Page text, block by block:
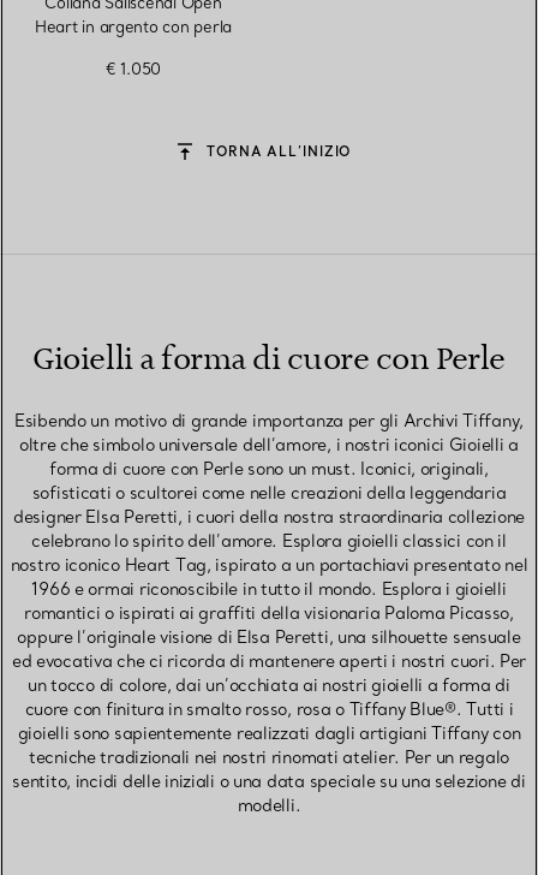
Heart in argento con perla
€ 1.050
TORNA ALL’INIZIO
Gioielli a forma di cuore con Perle
Esibendo un motivo di grande importanza per gli Archivi Tiffany,
oltre che simbolo universale dell’amore, i nostri iconici Gioielli a
forma di cuore con Perle sono un must. Iconici, originali,
sofisticati o scultorei come nelle creazioni della leggendaria
designer Elsa Peretti, i cuori della nostra straordinaria collezione
celebrano lo spirito dell’amore. Esplora gioielli classici con il
nostro iconico Heart Tag, ispirato a un portachiavi presentato nel
1966 e ormai riconoscibile in tutto il mondo. Esplora i gioielli
romantici o ispirati ai graffiti della visionaria Paloma Picasso,
oppure l’originale visione di Elsa Peretti, una silhouette sensuale
ed evocativa che ci ricorda di mantenere aperti i nostri cuori. Per
un tocco di colore, dai un’occhiata ai nostri gioielli a forma di
cuore con finitura in smalto rosso, rosa o Tiffany Blue®. Tutti i
gioielli sono sapientemente realizzati dagli artigiani Tiffany con
tecniche tradizionali nei nostri rinomati atelier. Per un regalo
sentito, incidi delle iniziali o una data speciale su una selezione di
modelli.